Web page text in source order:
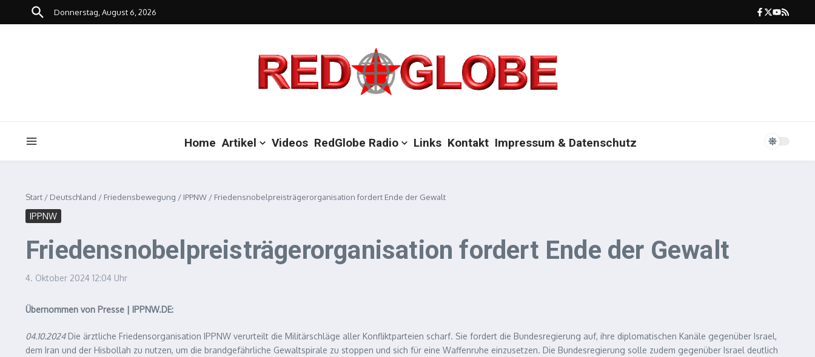
Zum Inhalt springen
Donnerstag, August 6, 2026
Home Artikel Videos RedGlobe Radio Links Kontakt Impressum & Datenschutz
Start / Deutschland / Friedensbewegung / IPPNW / Friedensnobelpreisträgerorganisation fordert Ende der Gewalt
IPPNW
Friedensnobelpreisträgerorganisation fordert Ende der Gewalt
4. Oktober 2024 12:04 Uhr
Übernommen von Presse | IPPNW.DE:
04.10.2024Die ärztliche Friedensorganisation IPPNW verurteilt die Militärschläge aller Konfliktparteien scharf. Sie fordert die Bundesregierung auf, ihre diplomatischen Kanäle gegenüber Israel,
dem Iran und der Hisbollah zu nutzen, um die brandgefährliche Gewaltspirale zu stoppen und sich für eine Waffenruhe einzusetzen. Die Bundesregierung solle zudem gegenüber Israel deutlich